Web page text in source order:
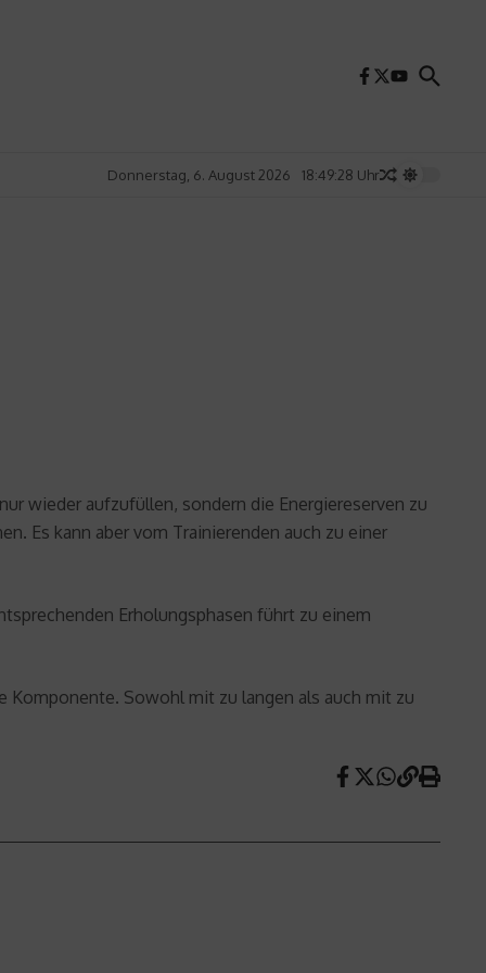
Donnerstag, 6. August 2026 18:49:29 Uhr
wieder aufzufüllen, sondern die Energiereserven zu
Es kann aber vom Trainierenden auch zu einer
Erholungsphasen führt zu einem
Komponente. Sowohl mit zu langen als auch mit zu